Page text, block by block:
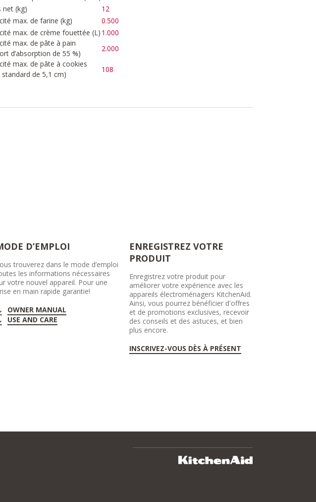
net (kg)
12
max. de farine (kg)
0.500
max. de crème fouettée (L) 1.000
max. de pâte à pain
d’absorption de 55 %)
2.000
max. de pâte à cookies
standard de 5,1 cm)
108
D’EMPLOI
trouverez dans le mode d’emploi
les informations nécessaires
votre nouvel appareil. Pour une
en main rapide garantie!
OWNER MANUAL
USE AND CARE
ENREGISTREZ VOTRE
PRODUIT
Enregistrez votre produit pour
améliorer votre expérience avec les
appareils électroménagers KitchenAid.
Ainsi, vous pourrez bénéficier d'offres
et de promotions exclusives, recevoir
des conseils et des astuces, et bien
plus encore.
INSCRIVEZ-VOUS DÈS À PRÉSENT